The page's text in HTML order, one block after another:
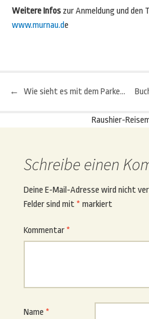
Weitere Infos zur Anmeldung und den
www.murnau.de
Beitragsnavigation
← Wie sieht es mit dem Parken am Flughafen in München aus?
Raushier-
Schreibe einen
Deine E-Mail-Adresse wird nicht
Felder sind mit * markiert
Kommentar *
Name *